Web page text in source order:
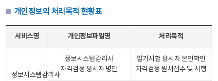
개인정보의 처리목적 현황표
서비스명 개인정보파일명 처리목적
정보시스템감리사
정보시스템감리사
자격검정 응시자 명단
필기시험 응시자 본인확인
자격검정 원서접수 및 시행